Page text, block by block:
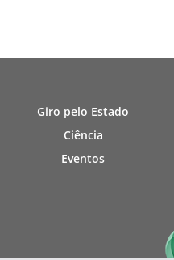
Giro pelo Estado
Ciência
Eventos